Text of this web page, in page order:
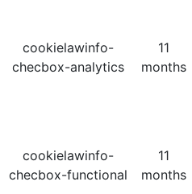
cookielawinfo-
checbox-analytics
11
months
cookielawinfo-
checbox-functional
11
months